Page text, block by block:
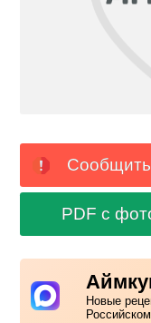
PDF с
Новые